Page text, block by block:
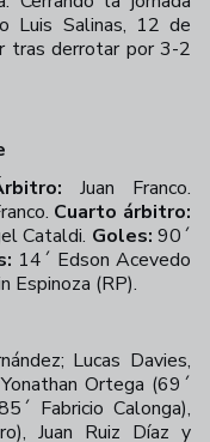
Luis Salinas, 12 de
tras derrotar por 3-2
Juan Franco.
Cuarto árbitro:
Cataldi. Goles: 90´
14´ Edson Acevedo
Espinoza (RP).
Lucas Davies,
Ortega (69´
Fabricio Calonga),
Juan Ruiz Díaz y